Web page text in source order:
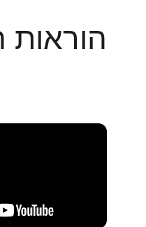
הוראות